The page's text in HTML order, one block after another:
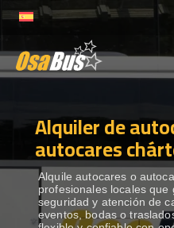
to
ALQUILER DE
DESTINOS
RECORRIDAS
Alquiler de
autocares
Alquile autocares o
profesionales locales que
seguridad y atención de
eventos, bodas o